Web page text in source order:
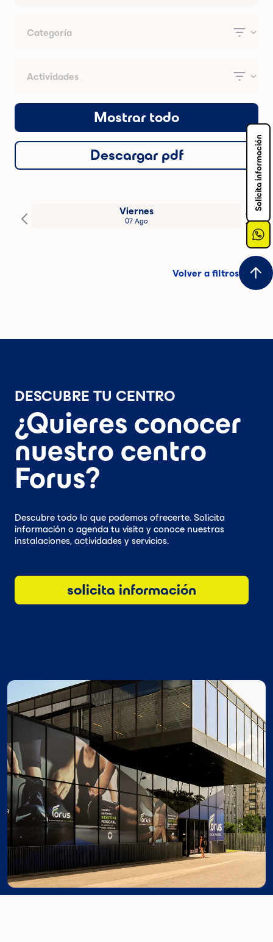
Mostrar todo
Descargar pdf
Viernes
07 Ago
Volver a filtros
DESCUBRE TU CENTRO
¿Quieres conocer
nuestro centro
Forus?
Descubre todo lo que podemos ofrecerte. Solicita
información o agenda tu visita y conoce nuestras
instalaciones, actividades y servicios.
solicita información
Solicita información